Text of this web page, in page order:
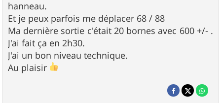
hanneau.
Et je peux parfois me déplacer 68 / 88
Ma dernière sortie c'était 20 bornes avec 600 +/- .
J'ai fait ça en 2h30.
J'ai un bon niveau technique.
Au plaisir